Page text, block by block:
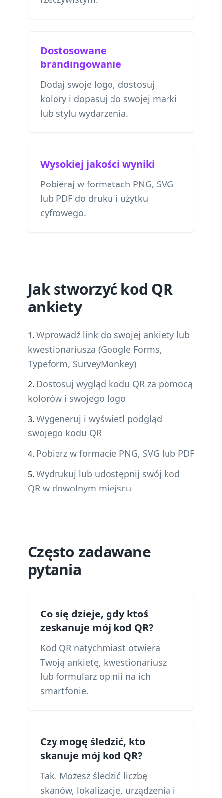
Dostosowane
brandingowanie
Dodaj swoje logo, dostosuj
kolory i dopasuj do swojej marki
lub stylu wydarzenia.
Wysokiej jakości wyniki
Pobieraj w formatach PNG, SVG
lub PDF do druku i użytku
cyfrowego.
Jak stworzyć kod QR
ankiety
Wprowadź link do swojej ankiety lub
kwestionariusza (Google Forms,
Typeform, SurveyMonkey)
Dostosuj wygląd kodu QR za pomocą
kolorów i swojego logo
Wygeneruj i wyświetl podgląd
swojego kodu QR
Pobierz w formacie PNG, SVG lub PDF
Wydrukuj lub udostępnij swój kod
QR w dowolnym miejscu
Często zadawane
pytania
Co się dzieje, gdy ktoś
zeskanuje mój kod QR?
Kod QR natychmiast otwiera
Twoją ankietę, kwestionariusz
lub formularz opinii na ich
smartfonie.
Czy mogę śledzić, kto
skanuje mój kod QR?
Tak. Możesz śledzić liczbę
skanów, lokalizacje, urządzenia i